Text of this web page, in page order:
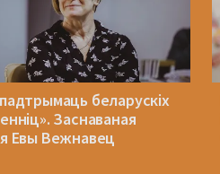
беларускіх
Заснаваная
Евы Вежнавец